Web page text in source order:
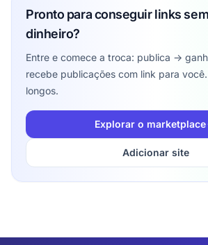
Pronto para conseguir links
dinheiro?
Entre e comece a troca: publica ->
recebe publicações com link para
longos.
Explorar o marketplace
Adicionar site